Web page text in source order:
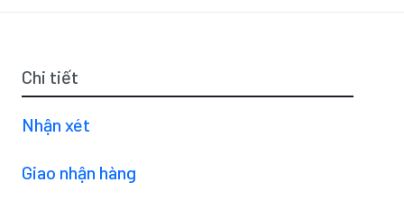
Chi tiết
Nhận xét
Giao nhận hàng